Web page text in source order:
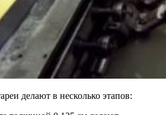
делают в несколько этапов: